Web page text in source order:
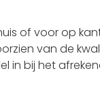
of voor op
van de
bij het